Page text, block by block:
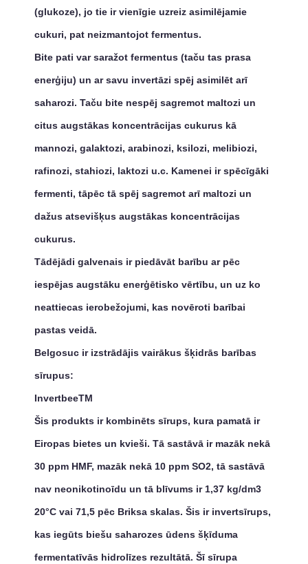
(glukoze), jo tie ir vienīgie uzreiz asimilējamie
cukuri, pat neizmantojot fermentus.
Bite pati var saražot fermentus (taču tas prasa
enerģiju) un ar savu invertāzi spēj asimilēt arī
saharozi. Taču bite nespēj sagremot maltozi un
citus augstākas koncentrācijas cukurus kā
mannozi, galaktozi, arabinozi, ksilozi, melibiozi,
rafinozi, stahiozi, laktozi u.c. Kamenei ir spēcīgāki
fermenti, tāpēc tā spēj sagremot arī maltozi un
dažus atsevišķus augstākas koncentrācijas
cukurus.
Tādējādi galvenais ir piedāvāt barību ar pēc
iespējas augstāku enerģētisko vērtību, un uz ko
neattiecas ierobežojumi, kas novēroti barībai
pastas veidā.
Belgosuc ir izstrādājis vairākus šķidrās barības
sīrupus:
InvertbeeTM
Šis produkts ir kombinēts sīrups, kura pamatā ir
Eiropas bietes un kvieši. Tā sastāvā ir mazāk nekā
30 ppm HMF, mazāk nekā 10 ppm SO2, tā sastāvā
nav neonikotinoīdu un tā blīvums ir 1,37 kg/dm3
20°C vai 71,5 pēc Briksa skalas. Šis ir invertsīrups,
kas iegūts biešu saharozes ūdens šķīduma
fermentatīvās hidrolīzes rezultātā. Šī sīrupa